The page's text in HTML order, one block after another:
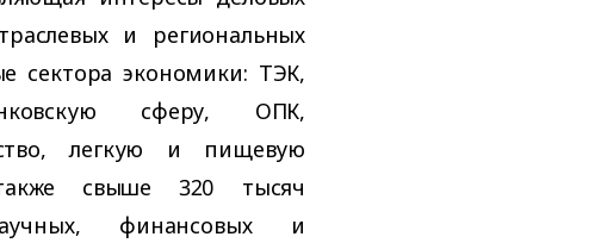
и региональных
сектора экономики: ТЭК,
сферу, ОПК,
легкую и пищевую
свыше 320 тысяч
финансовых и